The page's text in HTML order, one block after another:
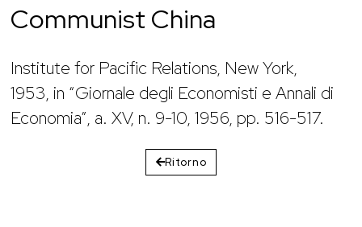
Communist China
Institute for Pacific Relations, New York,
1953, in “Giornale degli Economisti e Annali di
Economia”, a. XV, n. 9-10, 1956, pp. 516-517.
Ritorno